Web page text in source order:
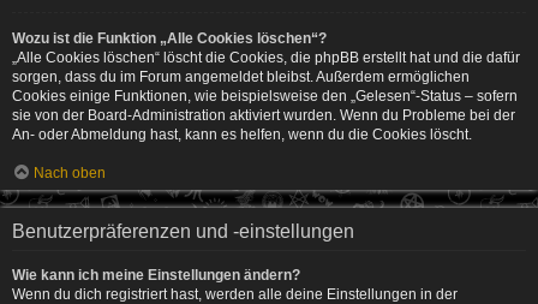
Wozu ist die Funktion „Alle Cookies löschen“?
„Alle Cookies löschen“ löscht die Cookies, die phpBB erstellt hat und die dafür
sorgen, dass du im Forum angemeldet bleibst. Außerdem ermöglichen
Cookies einige Funktionen, wie beispielsweise den „Gelesen“-Status – sofern
sie von der Board-Administration aktiviert wurden. Wenn du Probleme bei der
An- oder Abmeldung hast, kann es helfen, wenn du die Cookies löscht.
Nach oben
Benutzerpräferenzen und -einstellungen
Wie kann ich meine Einstellungen ändern?
Wenn du dich registriert hast, werden alle deine Einstellungen in der